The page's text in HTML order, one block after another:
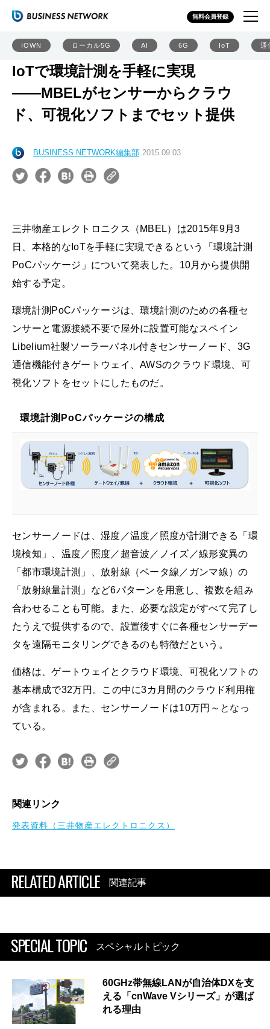
無料会員登録
IOWN ローカル5G AI 6G IoT 通
IoTで環境計測を手軽に実現
――MBELがセンサーからクラウ
ド、可視化ソフトまでセット提供
BUSINESS NETWORK編集部 2015.09.03
三井物産エレクトロニクス（MBEL）は2015年9月3
日、本格的なIoTを手軽に実現できるという「環境計測
PoCパッケージ」について発表した。10月から提供開
始する予定。
環境計測PoCパッケージは、環境計測のための各種セ
ンサーと電源接続不要で屋外に設置可能なスペイン
Libelium社製ソーラーパネル付きセンサーノード、3G
通信機能付きゲートウェイ、AWSのクラウド環境、可
視化ソフトをセットにしたものだ。
環境計測PoCパッケージの構成
センサーノードは、湿度／温度／照度が計測できる「環
境検知」、温度／照度／超音波／ノイズ／線形変異の
「都市環境計測」、放射線（ベータ線／ガンマ線）の
「放射線量計測」など6パターンを用意し、複数を組み
合わせることも可能。また、必要な設定がすべて完了し
たうえで提供するので、設置後すぐに各種センサーデー
タを遠隔モニタリングできるのも特徴だという。
価格は、ゲートウェイとクラウド環境、可視化ソフトの
基本構成で32万円。この中に3カ月間のクラウド利用権
が含まれる。また、センサーノードは10万円～となっ
ている。
関連リンク
発表資料（三井物産エレクトロニクス）
RELATED ARTICLE 関連記事
SPECIAL TOPIC スペシャルトピック
60GHz帯無線LANが自治体DXを支
える「cnWave Vシリーズ」が選ば
れる理由